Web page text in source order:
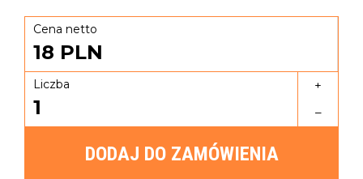
Cena netto
18 PLN
Liczba
1
+
–
DODAJ DO ZAMÓWIENIA